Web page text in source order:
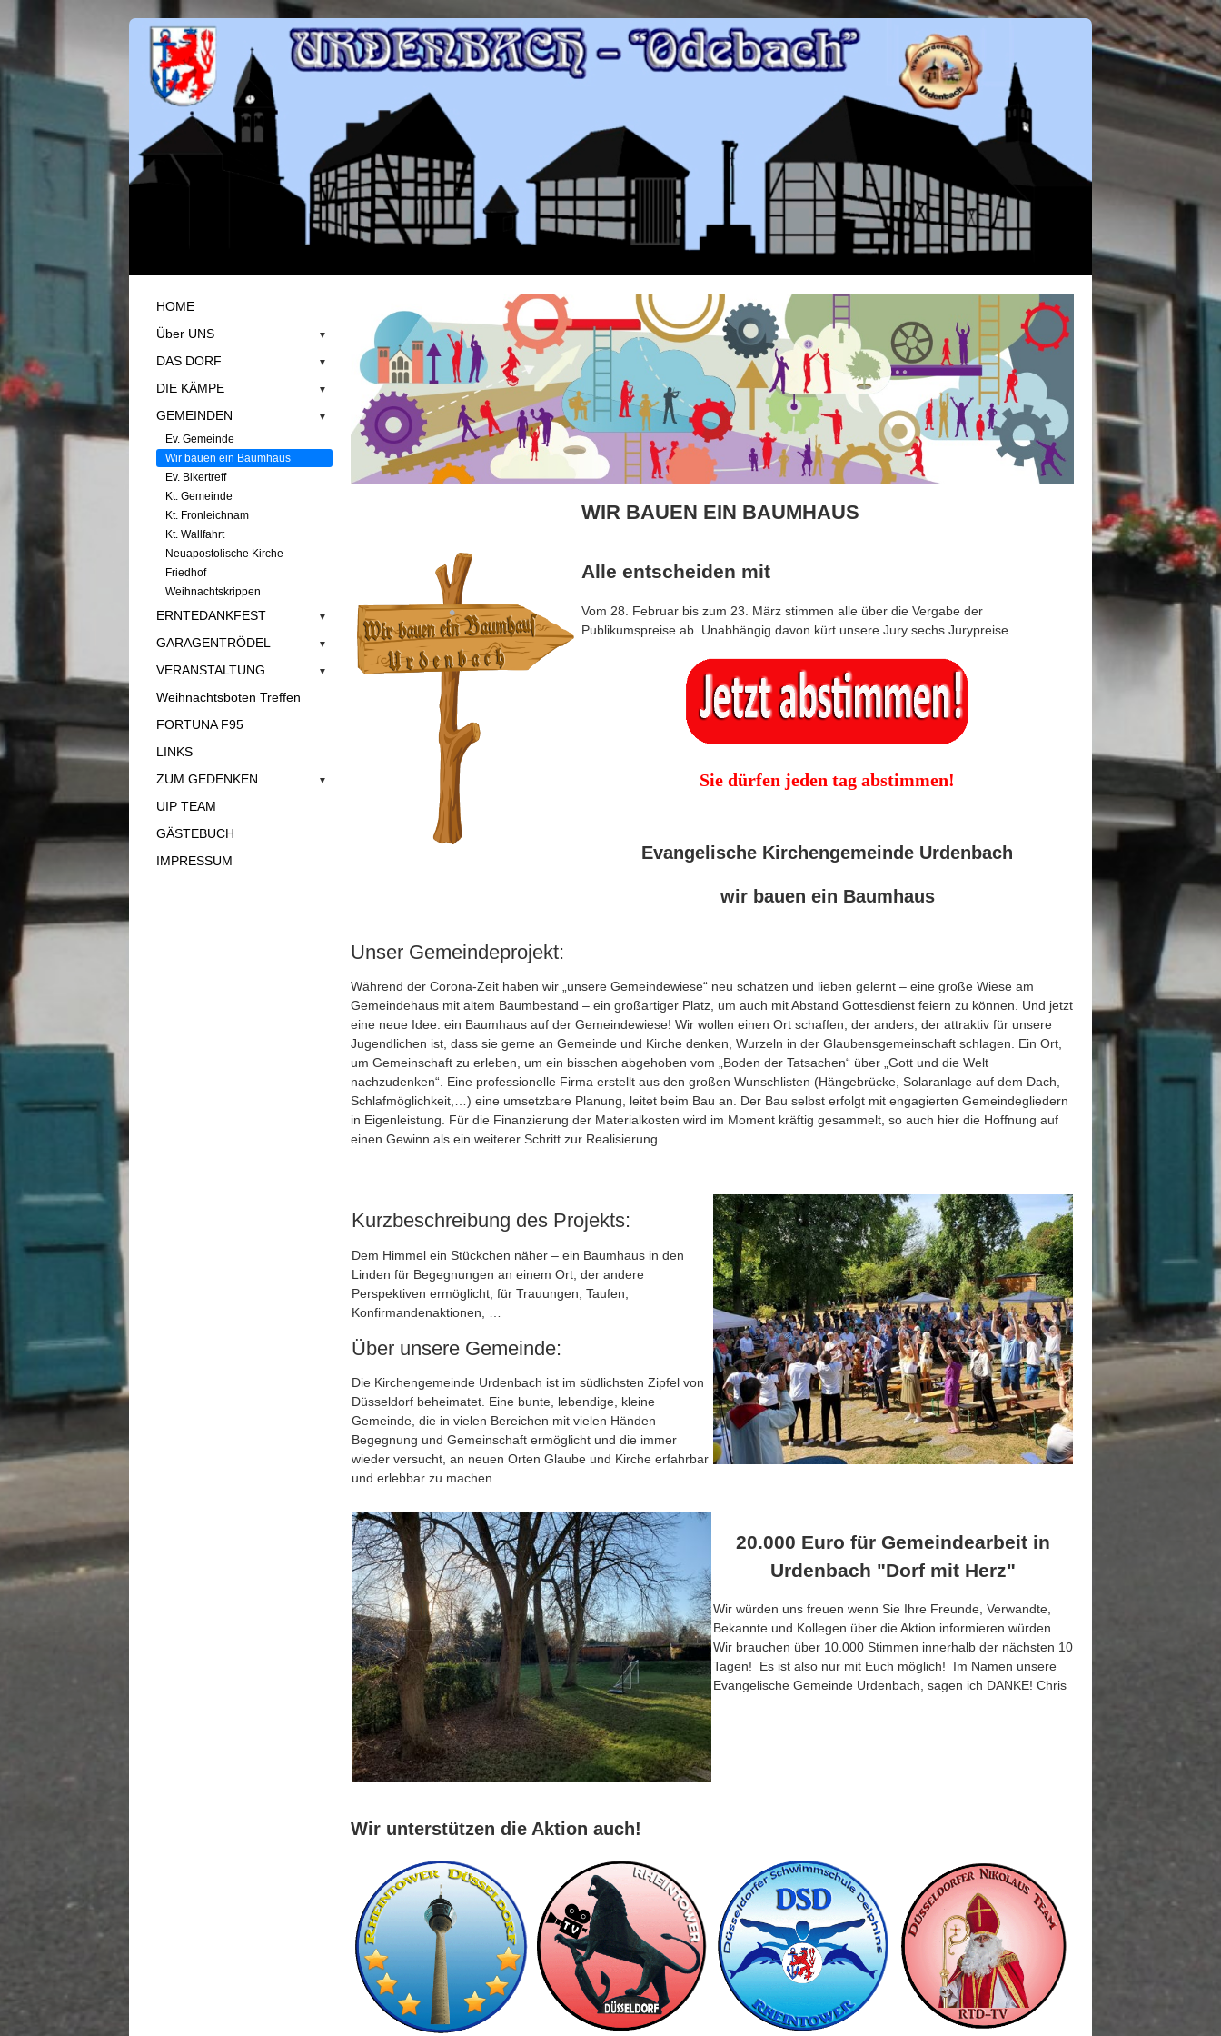
HOME
Über UNS
▼
DAS DORF ▼
DIE KÄMPE ▼
GEMEINDEN ▼
Ev. Gemeinde
Wir bauen ein Baumhaus
Ev. Bikertreff
Kt. Gemeinde
Kt. Fronleichnam
Kt. Wallfahrt
Neuapostolische Kirche
Friedhof
Weihnachtskrippen
ERNTEDANKFEST ▼
GARAGENTRÖDEL ▼
VERANSTALTUNG ▼
Weihnachtsboten Treffen
FORTUNA F95
LINKS
ZUM GEDENKEN
▼
UIP TEAM
GÄSTEBUCH
IMPRESSUM
WIR BAUEN EIN BAUMHAUS
Alle entscheiden mit
Vom 28. Februar bis zum 23. März stimmen alle über die Vergabe der
Publikumspreise ab. Unabhängig davon kürt unsere Jury sechs Jurypreise.
Sie dürfen jeden tag abstimmen!
Evangelische Kirchengemeinde Urdenbach
wir bauen ein Baumhaus
Unser Gemeindeprojekt:
Während der Corona-Zeit haben wir „unsere Gemeindewiese“ neu schätzen und lieben gelernt – eine große Wiese am
Gemeindehaus mit altem Baumbestand – ein großartiger Platz, um auch mit Abstand Gottesdienst feiern zu können. Und jetzt
eine neue Idee: ein Baumhaus auf der Gemeindewiese! Wir wollen einen Ort schaffen, der anders, der attraktiv für unsere
Jugendlichen ist, dass sie gerne an Gemeinde und Kirche denken, Wurzeln in der Glaubensgemeinschaft schlagen. Ein Ort,
um Gemeinschaft zu erleben, um ein bisschen abgehoben vom „Boden der Tatsachen“ über „Gott und die Welt
nachzudenken“. Eine professionelle Firma erstellt aus den großen Wunschlisten (Hängebrücke, Solaranlage auf dem Dach,
Schlafmöglichkeit,…) eine umsetzbare Planung, leitet beim Bau an. Der Bau selbst erfolgt mit engagierten Gemeindegliedern
in Eigenleistung. Für die Finanzierung der Materialkosten wird im Moment kräftig gesammelt, so auch hier die Hoffnung auf
einen Gewinn als ein weiterer Schritt zur Realisierung.
Kurzbeschreibung des Projekts:
Dem Himmel ein Stückchen näher – ein Baumhaus in den
Linden für Begegnungen an einem Ort, der andere
Perspektiven ermöglicht, für Trauungen, Taufen,
Konfirmandenaktionen, …
Über unsere Gemeinde:
Die Kirchengemeinde Urdenbach ist im südlichsten Zipfel von
Düsseldorf beheimatet. Eine bunte, lebendige, kleine
Gemeinde, die in vielen Bereichen mit vielen Händen
Begegnung und Gemeinschaft ermöglicht und die immer
wieder versucht, an neuen Orten Glaube und Kirche erfahrbar
und erlebbar zu machen.
20.000 Euro für Gemeindearbeit in
Urdenbach "Dorf mit Herz"
Wir würden uns freuen wenn Sie Ihre Freunde, Verwandte,
Bekannte und Kollegen über die Aktion informieren würden.
Wir brauchen über 10.000 Stimmen innerhalb der nächsten 10
Tagen! Es ist also nur mit Euch möglich! Im Namen unsere
Evangelische Gemeinde Urdenbach, sagen ich DANKE! Chris
Wir unterstützen die Aktion auch!